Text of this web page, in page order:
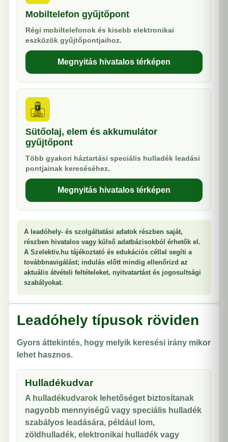
Mobiltelefon gyűjtőpont
Régi mobiltelefonok és kisebb elektronikai
eszközök gyűjtőpontjaihoz.
Megnyitás hivatalos térképen
Sütőolaj, elem és akkumulátor
gyűjtőpont
Több gyakori háztartási speciális hulladék leadási
pontjainak kereséséhez.
Megnyitás hivatalos térképen
A leadóhely- és szolgáltatási adatok részben saját,
részben hivatalos vagy külső adatbázisokból érhetők el.
A Szelektiv.hu tájékoztató és edukációs céllal segíti a
továbbnavigálást; indulás előtt mindig ellenőrizd az
aktuális átvételi feltételeket, nyitvatartást és jogosultsági
szabályokat.
Leadóhely típusok röviden
Gyors áttekintés, hogy melyik keresési irány mikor
lehet hasznos.
Hulladékudvar
A hulladékudvarok lehetőséget biztosítanak
nagyobb mennyiségű vagy speciális hulladék
szabályos leadására, például lom,
zöldhulladék, elektronikai hulladék vagy